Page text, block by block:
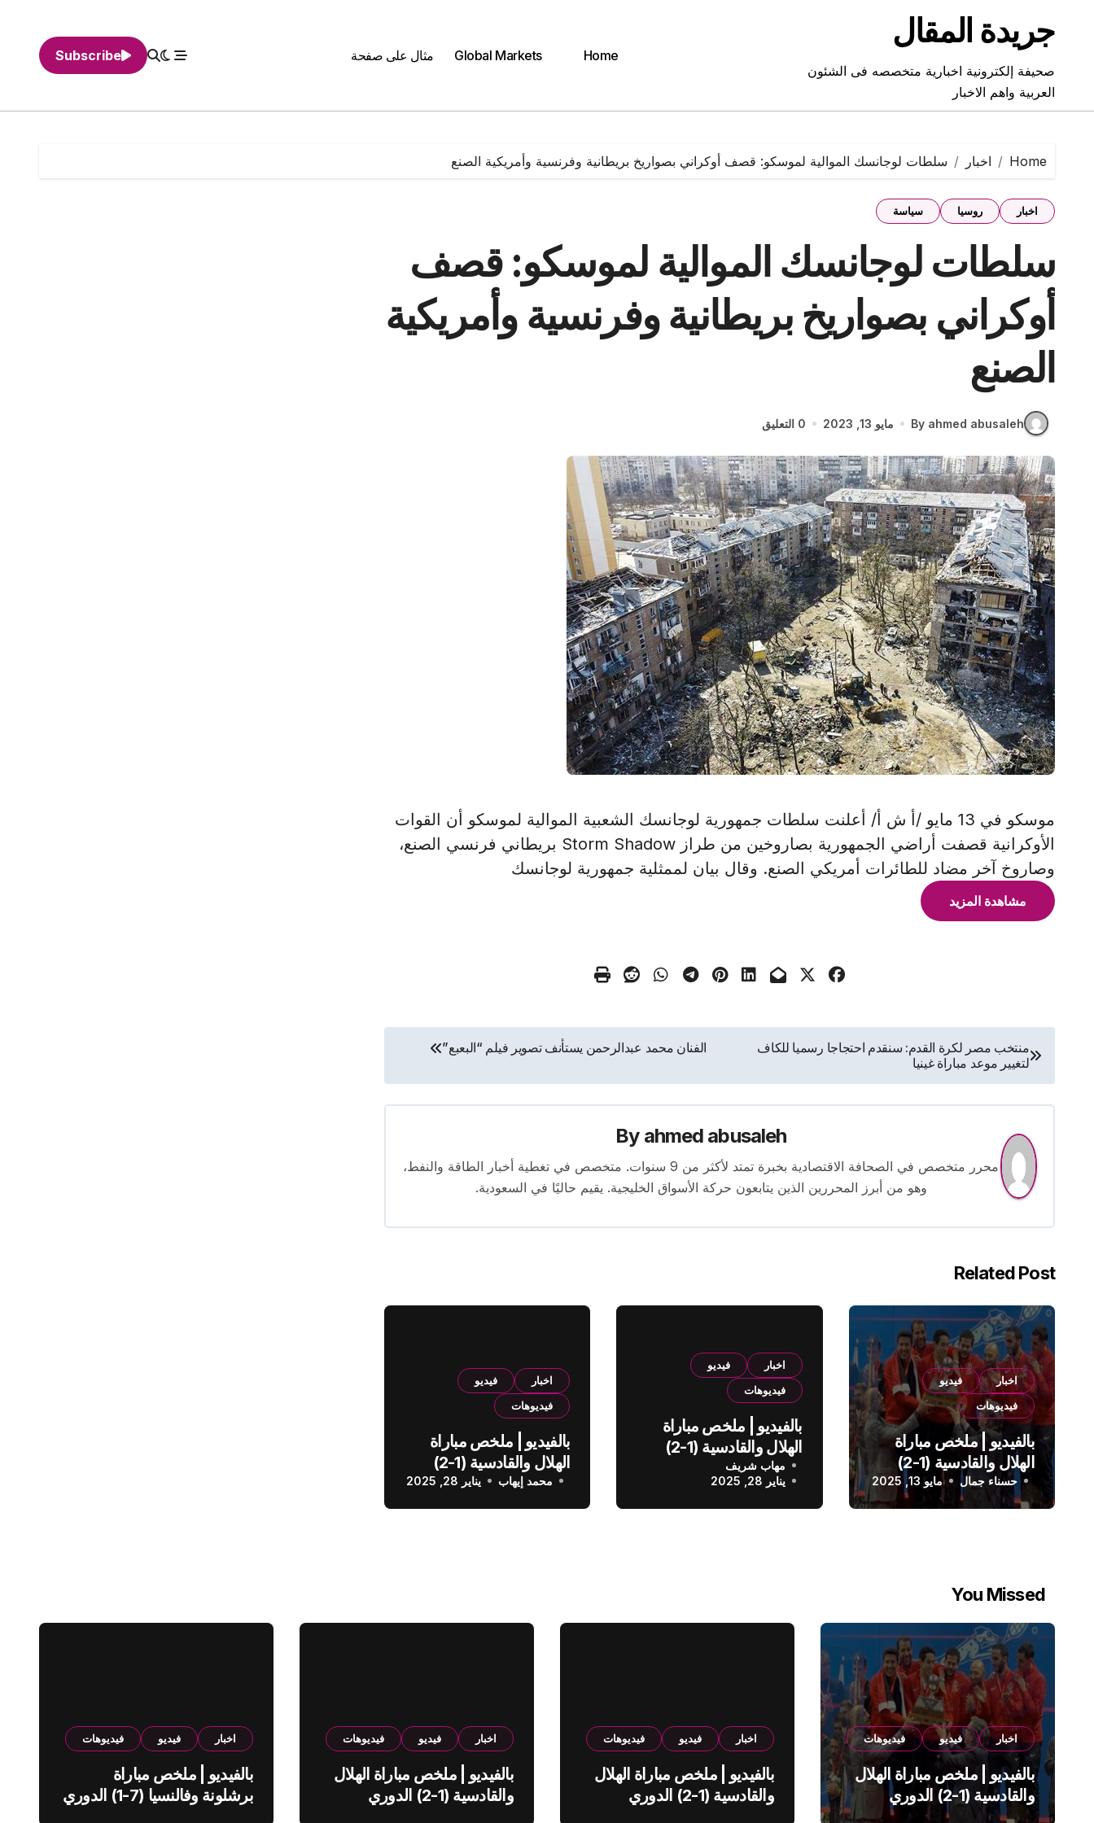
contentجريدة المقال
صحيفة إلكترونية اخبارية متخصصه فى الشئون
العربية واهم الاخبار
Home
Global Markets مثال على صفحة Subscribe
Home اخبار سلطات لوجانسك الموالية لموسكو: قصف أوكراني بصواريخ بريطانية وفرنسية وأمريكية الصنع
اخبار روسيا سياسة
سلطات لوجانسك الموالية لموسكو: قصف
أوكراني بصواريخ بريطانية وفرنسية وأمريكية
الصنع
By ahmed abusaleh مايو 13, 2023 0 التعليق
موسكو في 13 مايو /أ ش أ/ أعلنت سلطات جمهورية لوجانسك الشعبية الموالية لموسكو أن القوات
الأوكرانية قصفت أراضي الجمهورية بصاروخين من طراز Storm Shadow بريطاني فرنسي الصنع،
وصاروخ آخر مضاد للطائرات أمريكي الصنع. وقال بيان لممثلية جمهورية لوجانسك
مشاهدة المزيد
تصفّح
المقالات
منتخب مصر لكرة القدم: سنقدم احتجاجا رسميا للكاف
لتغيير موعد مباراة غينيا
الفنان محمد عبدالرحمن يستأنف تصوير فيلم “البعبع”
By ahmed abusaleh
محرر متخصص في الصحافة الاقتصادية بخبرة تمتد لأكثر من 9 سنوات. متخصص في تغطية أخبار الطاقة والنفط،
وهو من أبرز المحررين الذين يتابعون حركة الأسواق الخليجية. يقيم حاليًا في السعودية.
Related Post
اخبار
فيديو
فيديوهات
بالفيديو | ملخص مباراة
الهلال والقادسية (1-2)
الدوري السعودي
حسناء جمال مايو 13, 2025
اخبار
فيديو
فيديوهات
بالفيديو | ملخص مباراة
الهلال والقادسية (1-2)
الدوري السعودي
مهاب شريف
يناير 28, 2025
اخبار
فيديو
فيديوهات
بالفيديو | ملخص مباراة
الهلال والقادسية (1-2)
الدوري السعودي
محمد إيهاب يناير 28, 2025
You Missed
اخبار فيديو فيديوهات
بالفيديو | ملخص مباراة الهلال
والقادسية (1-2) الدوري
السعودي
اخبار فيديو فيديوهات
بالفيديو | ملخص مباراة الهلال
والقادسية (1-2) الدوري
اخبار فيديو فيديوهات
بالفيديو | ملخص مباراة الهلال
والقادسية (1-2) الدوري
اخبار فيديو فيديوهات
بالفيديو | ملخص مباراة
برشلونة وفالنسيا (7-1) الدوري